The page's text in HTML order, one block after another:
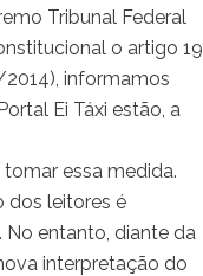
Tribunal Federal
o artigo 19
informamos
Ei Táxi estão, a
essa medida.
dos leitores é
entanto, diante da
interpretação do